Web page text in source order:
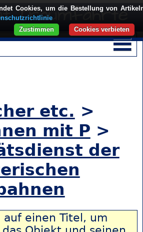
etc. >
mit P >
der
auf einen Titel, um
Cookies, um die Bestellung von
Cookies verbieten
Zustimmen